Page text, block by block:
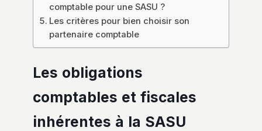
comptable pour une SASU ?
Les critères pour bien choisir son
partenaire comptable
Les obligations
comptables et fiscales
inhérentes à la SASU